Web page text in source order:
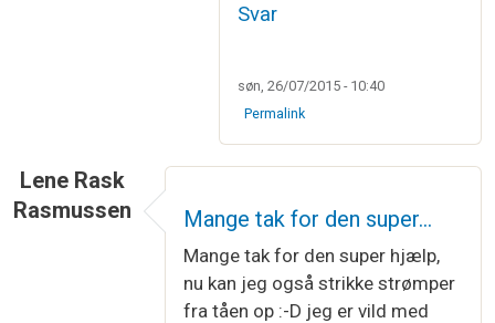
Svar
søn, 26/07/2015 - 10:40
Permalink
Lene Rask
Rasmussen
Mange tak for den super…
Mange tak for den super hjælp,
nu kan jeg også strikke strømper
fra tåen op :-D jeg er vild med